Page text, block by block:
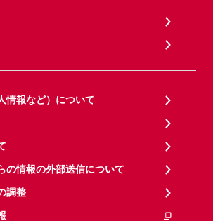
情報など）について
の情報の外部送信について
調整